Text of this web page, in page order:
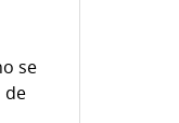
se
de